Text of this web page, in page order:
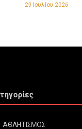
29 Ιουλίου 2026
ΑΘΛΗΤΙΣΜΟΣ